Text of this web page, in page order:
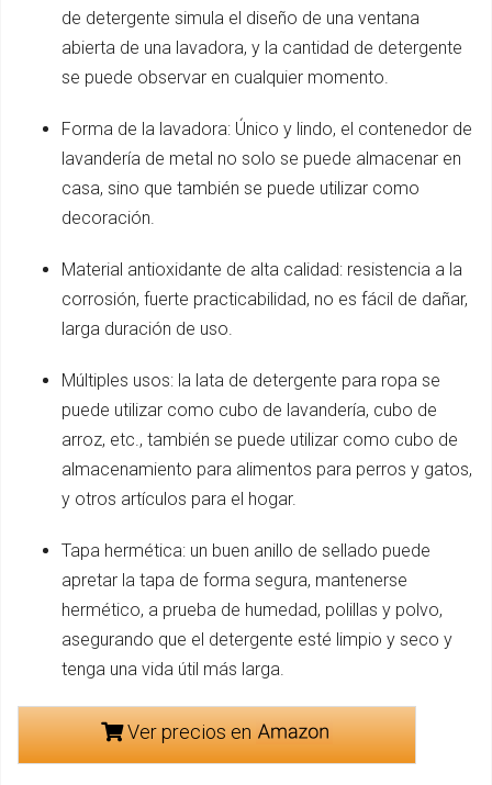
de detergente simula el diseño de una ventana
abierta de una lavadora, y la cantidad de detergente
se puede observar en cualquier momento.
Forma de la lavadora: Único y lindo, el contenedor de
lavandería de metal no solo se puede almacenar en
casa, sino que también se puede utilizar como
decoración.
Material antioxidante de alta calidad: resistencia a la
corrosión, fuerte practicabilidad, no es fácil de dañar,
larga duración de uso.
Múltiples usos: la lata de detergente para ropa se
puede utilizar como cubo de lavandería, cubo de
arroz, etc., también se puede utilizar como cubo de
almacenamiento para alimentos para perros y gatos,
y otros artículos para el hogar.
Tapa hermética: un buen anillo de sellado puede
apretar la tapa de forma segura, mantenerse
hermético, a prueba de humedad, polillas y polvo,
asegurando que el detergente esté limpio y seco y
tenga una vida útil más larga.
Ver precios en